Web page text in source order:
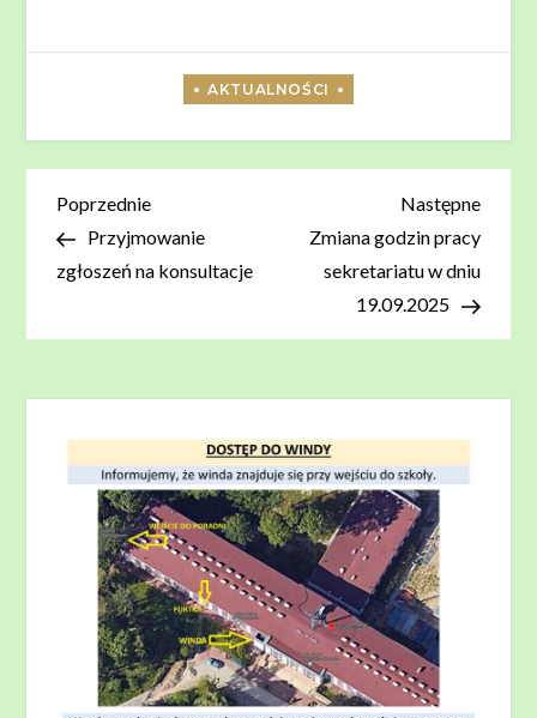
Nawigacja
wpisu
Poprzedni
wpis
Poprzednie
Przyjmowanie
zgłoszeń na konsultacje
wpis
Następne
Zmiana godzin pracy
sekretariatu w dniu
19.09.2025